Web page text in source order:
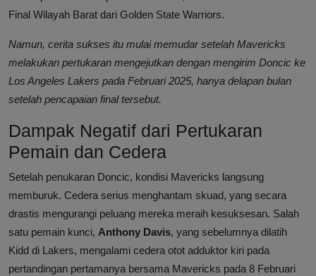
Final Wilayah Barat dari Golden State Warriors.
Namun, cerita sukses itu mulai memudar setelah Mavericks
melakukan pertukaran mengejutkan dengan mengirim Doncic ke
Los Angeles Lakers pada Februari 2025, hanya delapan bulan
setelah pencapaian final tersebut.
Dampak Negatif dari Pertukaran
Pemain dan Cedera
Setelah penukaran Doncic, kondisi Mavericks langsung
memburuk. Cedera serius menghantam skuad, yang secara
drastis mengurangi peluang mereka meraih kesuksesan. Salah
satu pemain kunci, Anthony Davis, yang sebelumnya dilatih
Kidd di Lakers, mengalami cedera otot adduktor kiri pada
pertandingan pertamanya bersama Mavericks pada 8 Februari